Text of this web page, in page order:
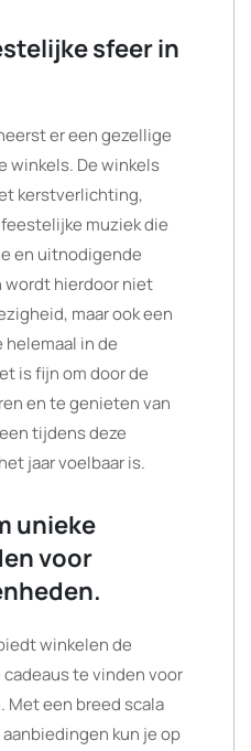
sfeer in
er een gezellige
winkels. De winkels
kerstverlichting,
muziek die
en uitnodigende
wordt hierdoor niet
maar ook een
helemaal in de
is fijn om door de
en te genieten van
tijdens deze
jaar voelbaar is.
unieke
voor
winkelen de
te vinden voor
een breed scala
kun je op